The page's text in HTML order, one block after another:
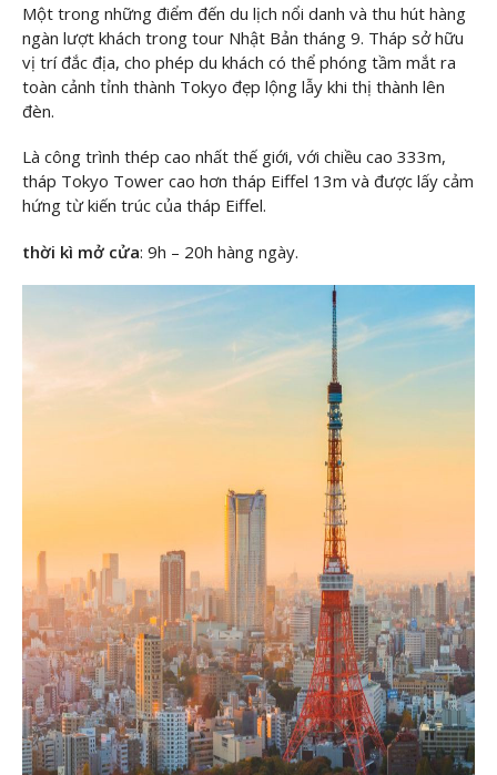
Một trong những điểm đến du lịch nổi danh và thu hút hàng
ngàn lượt khách trong tour Nhật Bản tháng 9. Tháp sở hữu
vị trí đắc địa, cho phép du khách có thể phóng tầm mắt ra
toàn cảnh tỉnh thành Tokyo đẹp lộng lẫy khi thị thành lên
đèn.
Là công trình thép cao nhất thế giới, với chiều cao 333m,
tháp Tokyo Tower cao hơn tháp Eiffel 13m và được lấy cảm
hứng từ kiến trúc của tháp Eiffel.
thời kì mở cửa: 9h – 20h hàng ngày.